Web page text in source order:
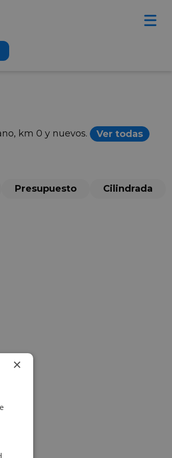
km 0 y nuevos. Ver todas
Presupuesto Cilindrada
×